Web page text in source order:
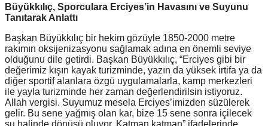
Büyükkılıç, Sporculara Erciyes’in Havasını ve Suyunu
Tanıtarak Anlattı
Başkan Büyükkılıç bir hekim gözüyle 1850-2000 metre
rakımın oksijenizasyonu sağlamak adına en önemli seviye
olduğunu dile getirdi. Başkan Büyükkılıç, “Erciyes gibi bir
değerimiz kışın kayak turizminde, yazın da yüksek irtifa ya da
diğer sportif alanlara özgü uygulamalarla, kamp merkezleri
ile yayla turizminde her zaman değerlendirilsin istiyoruz.
Allah vergisi. Suyumuz mesela Erciyes’imizden süzülerek
gelir. Bu sene yağmış olan kar, bize 15 sene sonra içilecek
su halinde dönüşü oluyor. Katman katman” ifadelerinde